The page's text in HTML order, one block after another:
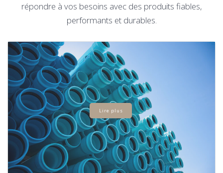
répondre à vos besoins avec des produits fiables,
performants et durables.
Lire plus